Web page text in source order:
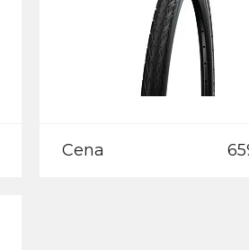
Cena